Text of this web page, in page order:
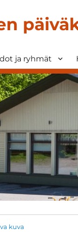
ja ryhmät
kuva